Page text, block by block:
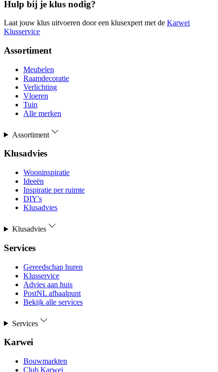
Hulp bij je klus nodig?
Laat jouw klus uitvoeren door een klusexpert met de Karwei
Klusservice
Assortiment
Meubelen
Raamdecoratie
Verlichting
Vloeren
Tuin
Alle merken
Assortiment
Klusadvies
Wooninspiratie
Ideeën
Inspiratie per ruimte
DIY's
Klusadvies
Klusadvies
Services
Gereedschap huren
Klusservice
Advies aan huis
PostNL afhaalpunt
Bekijk alle services
Services
Karwei
Bouwmarkten
Club Karwei